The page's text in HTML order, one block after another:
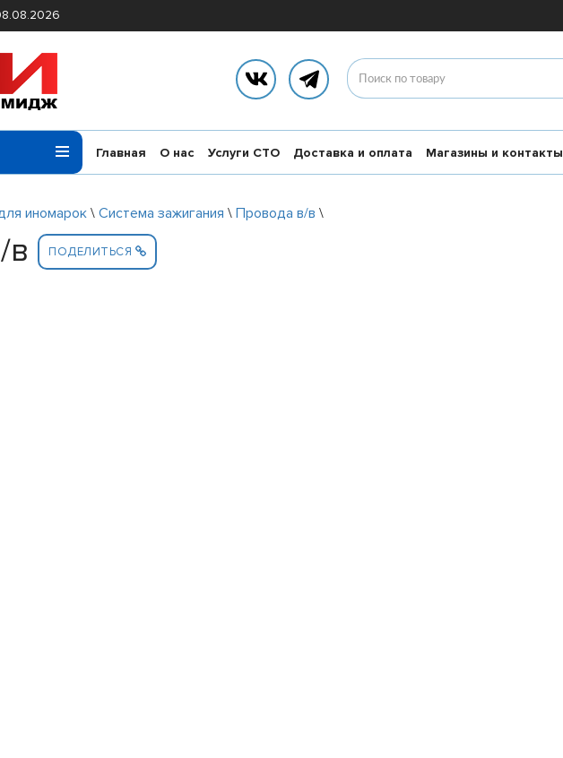
Главная О нас Услуги СТО Доставка и оплата Магазины и контакты
иномарок \ Система зажигания \ Провода в/в \
в ПОДЕЛИТЬСЯ